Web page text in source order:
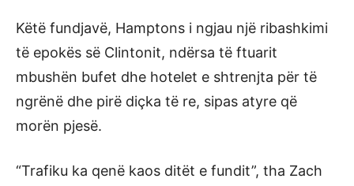
Këtë fundjavë, Hamptons i ngjau një ribashkimi
të epokës së Clintonit, ndërsa të ftuarit
mbushën bufet dhe hotelet e shtrenjta për të
ngrënë dhe pirë diçka të re, sipas atyre që
morën pjesë.
“Trafiku ka qenë kaos ditët e fundit”, tha Zach